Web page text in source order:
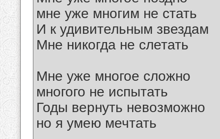
мне уже многим не стать
И к удивительным звездам
Мне никогда не слетать
Мне уже многое сложно
многого не испытать
Годы вернуть невозможно
но я умею мечтать